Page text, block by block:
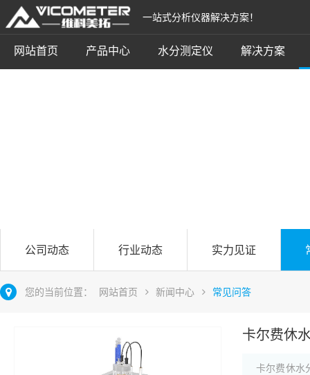
一站式分析仪器解决方案！
网站首页 产品中心 水分测定仪 解决方案
公司动态 行业动态 实力见证
您的当前位置： 网站首页 新闻中心 常见问答
卡尔费休
卡尔费休水